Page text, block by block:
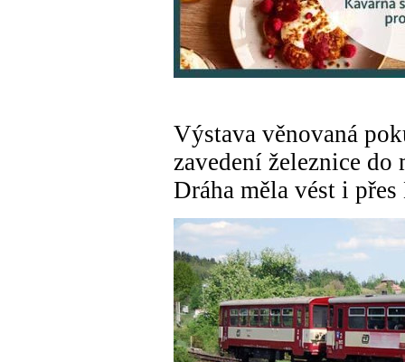
Výstava věnovaná
zavedení železnice do
Dráha měla vést i